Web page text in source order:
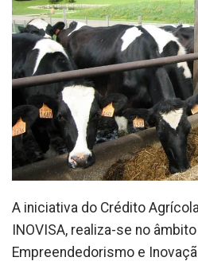
A iniciativa do Crédito
INOVISA, realiza-se no
Empreendedorismo e